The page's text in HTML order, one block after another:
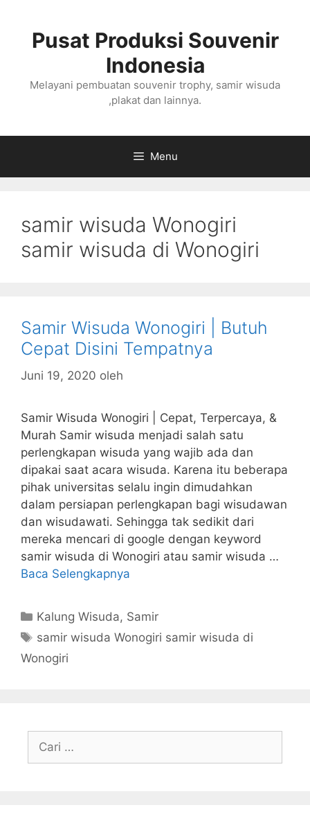
Pusat Produksi Souvenir
Indonesia
Melayani pembuatan souvenir trophy, samir wisuda
,plakat dan lainnya.
Menu
samir wisuda Wonogiri
samir wisuda di Wonogiri
Samir Wisuda Wonogiri | Butuh
Cepat Disini Tempatnya
Juni 19, 2020 oleh
Samir Wisuda Wonogiri | Cepat, Terpercaya, &
Murah Samir wisuda menjadi salah satu
perlengkapan wisuda yang wajib ada dan
dipakai saat acara wisuda. Karena itu beberapa
pihak universitas selalu ingin dimudahkan
dalam persiapan perlengkapan bagi wisudawan
dan wisudawati. Sehingga tak sedikit dari
mereka mencari di google dengan keyword
samir wisuda di Wonogiri atau samir wisuda …
Baca Selengkapnya
Kategori
Kalung Wisuda, Samir
Tag
samir wisuda Wonogiri samir wisuda di
Wonogiri
untuk: